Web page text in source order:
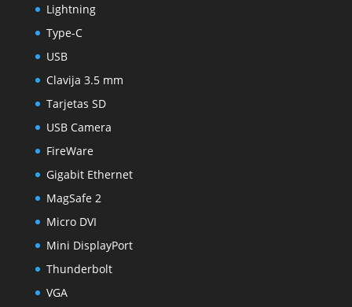
Lightning
Type-C
USB
Clavija 3.5 mm
Tarjetas SD
USB Camera
FireWare
Gigabit Ethernet
MagSafe 2
Micro DVI
Mini DisplayPort
Thunderbolt
VGA